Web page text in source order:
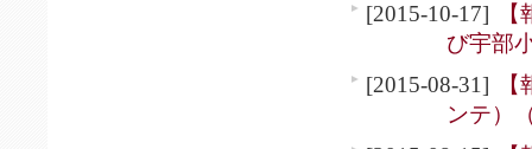
[2015-10-17]
び宇部
[2015-08-31]
ンテ）